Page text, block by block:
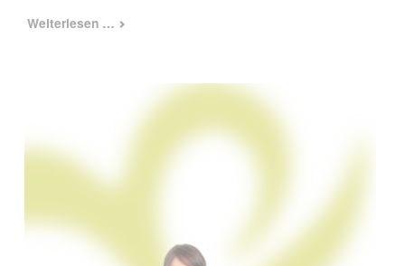
Weiterlesen …Ob
genießen
können,
der